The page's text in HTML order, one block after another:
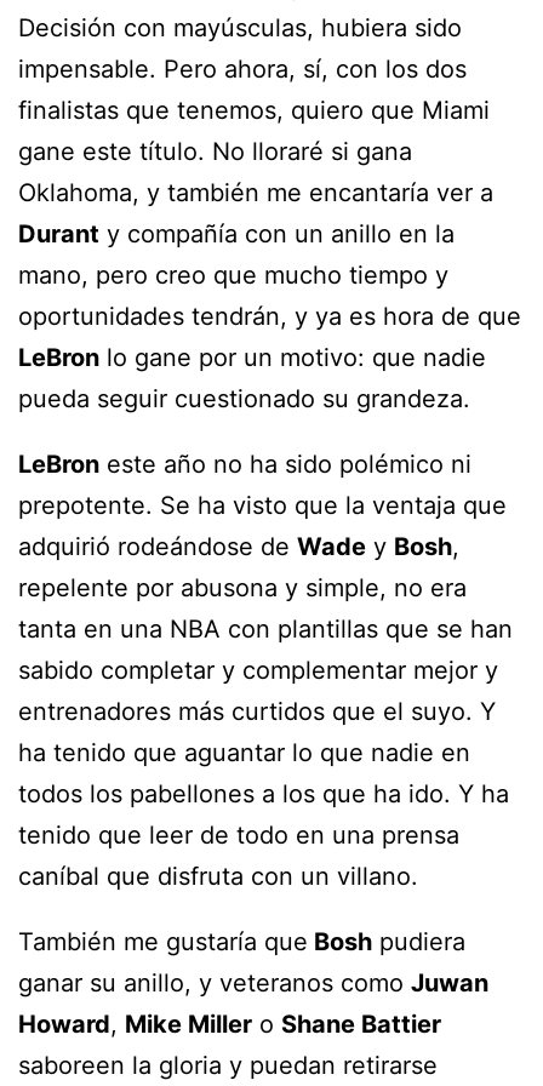
Decisión con mayúsculas, hubiera sido
impensable. Pero ahora, sí, con los dos
finalistas que tenemos, quiero que Miami
gane este título. No lloraré si gana
Oklahoma, y también me encantaría ver a
Durant y compañía con un anillo en la
mano, pero creo que mucho tiempo y
oportunidades tendrán, y ya es hora de que
LeBron lo gane por un motivo: que nadie
pueda seguir cuestionado su grandeza.
LeBron este año no ha sido polémico ni
prepotente. Se ha visto que la ventaja que
adquirió rodeándose de Wade y Bosh,
repelente por abusona y simple, no era
tanta en una NBA con plantillas que se han
sabido completar y complementar mejor y
entrenadores más curtidos que el suyo. Y
ha tenido que aguantar lo que nadie en
todos los pabellones a los que ha ido. Y ha
tenido que leer de todo en una prensa
caníbal que disfruta con un villano.
También me gustaría que Bosh pudiera
ganar su anillo, y veteranos como Juwan
Howard, Mike Miller o Shane Battier
saboreen la gloria y puedan retirarse